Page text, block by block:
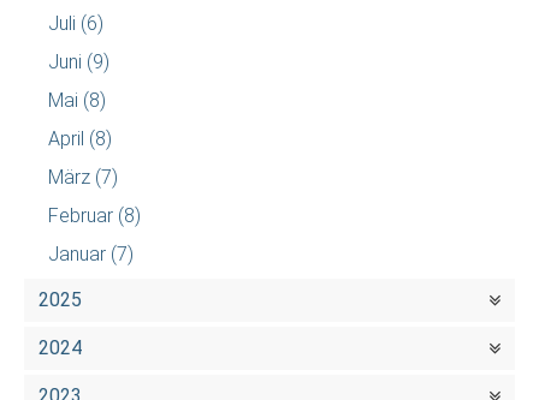
Juli (6)
Juni (9)
Mai (8)
April (8)
März (7)
Februar (8)
Januar (7)
2025
2024